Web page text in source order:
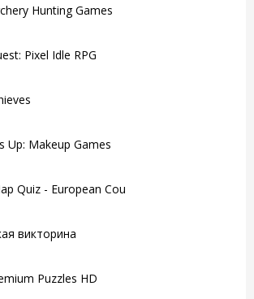
Hunting Games
Pixel Idle RPG
Up: Makeup Games
Quiz - European Cou
викторина
Puzzles HD